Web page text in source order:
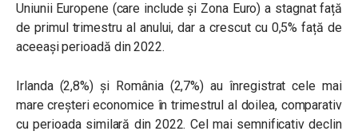
Uniunii Europene (care include și Zona Euro) a stagnat față
de primul trimestru al anului, dar a crescut cu 0,5% față de
aceeași perioadă din 2022.
Irlanda (2,8%) și România (2,7%) au înregistrat cele mai
mare creșteri economice în trimestrul al doilea, comparativ
cu perioada similară din 2022. Cel mai semnificativ declin